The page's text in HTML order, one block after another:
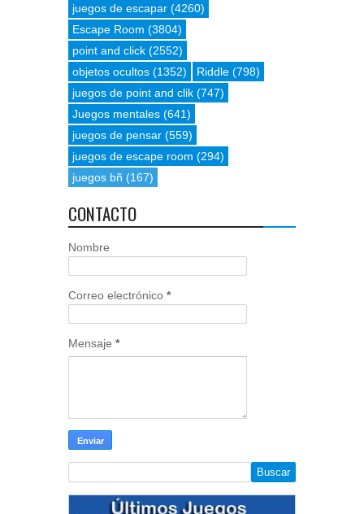
juegos de escapar (4260)
Escape Room (3804)
point and click (2552)
objetos ocultos (1352) Riddle (798)
juegos de point and clik (747)
Juegos mentales (641)
juegos de pensar (559)
juegos de escape room (294)
juegos bñ (167)
CONTACTO
Nombre
Correo electrónico *
Mensaje *